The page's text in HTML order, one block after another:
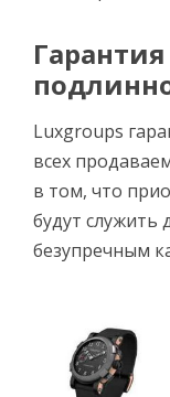
Luxgroups
всех
в том, что
будут служить
безупречным